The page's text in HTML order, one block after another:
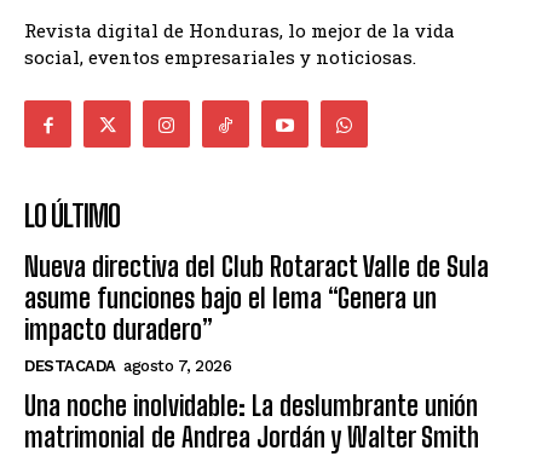
Revista digital de Honduras, lo mejor de la vida
social, eventos empresariales y noticiosas.
LO ÚLTIMO
Nueva directiva del Club Rotaract Valle de Sula
asume funciones bajo el lema “Genera un
impacto duradero”
DESTACADA agosto 7, 2026
Una noche inolvidable: La deslumbrante unión
matrimonial de Andrea Jordán y Walter Smith